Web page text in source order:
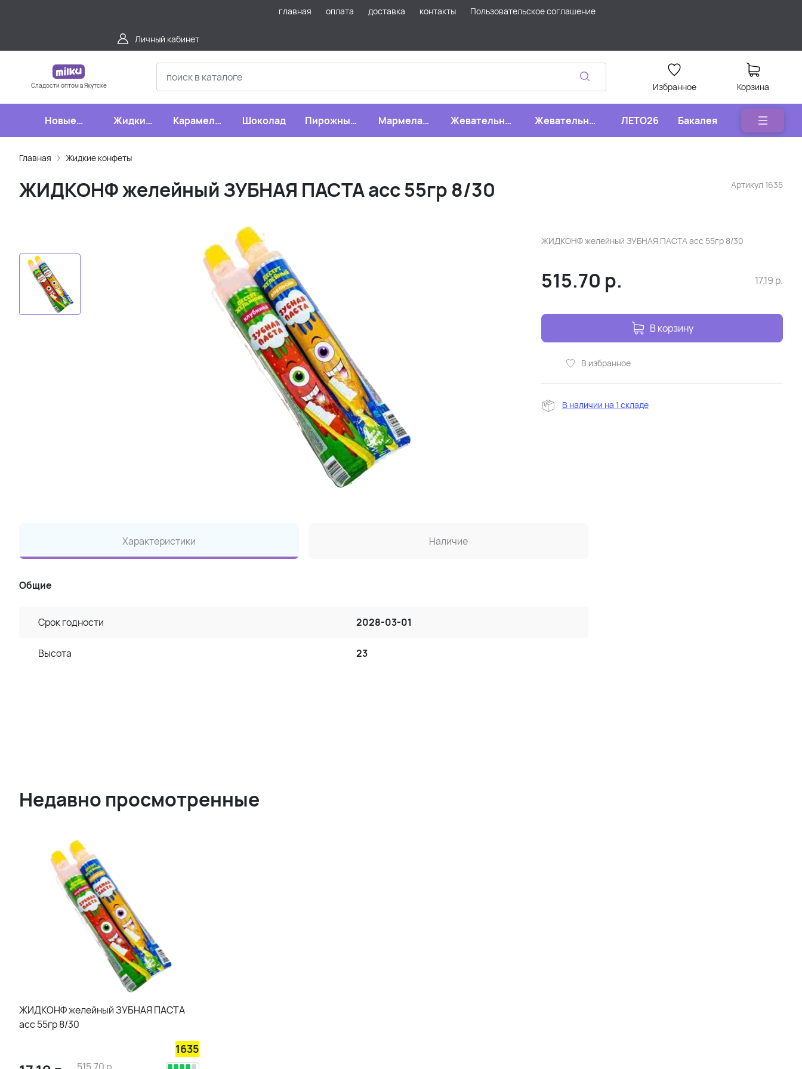
главная оплата доставка контакты Пользовательское соглашение
Личный кабинет
Сладости оптом в Якутске Избранное Корзина
Новые
поступления
Жидкие
конфеты
Карамель,
леденцы,
Шоколад
Пирожные,
бисквиты,
Мармелад,
зефир,
Жевательная
резинка
Жевательные
конфеты
ЛЕТО26 Бакалея
Главная Жидкие конфеты
Артикул 1635
ЖИДКОНФ желейный ЗУБНАЯ ПАСТА асс 55гр 8/30
ЖИДКОНФ желейный ЗУБНАЯ ПАСТА асс 55гр 8/30
515.70 р. 17.19 р.
В корзину
В избранное
В наличии на 1 складе
Характеристики Наличие
Общие
Срок годности 2028-03-01
Высота 23
Недавно просмотренные
ЖИДКОНФ желейный ЗУБНАЯ ПАСТА
асс 55гр 8/30
1635